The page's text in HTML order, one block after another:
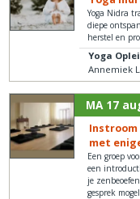
Yoga Nidra
diepe
herstel en
Yoga
Annemiek
MA 17
Instroom
met
Een groep
een
je
gesprek